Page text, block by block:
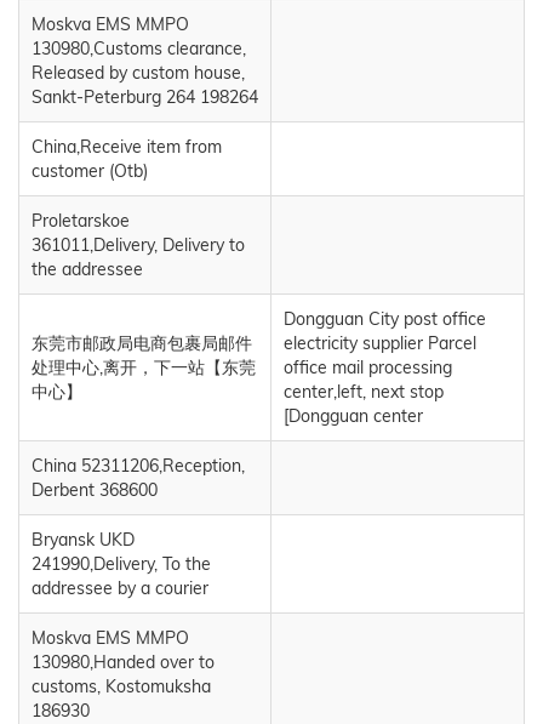
Moskva EMS MMPO
130980,Customs clearance,
Released by custom house,
Sankt-Peterburg 264 198264
China,Receive item from
customer (Otb)
Proletarskoe
361011,Delivery, Delivery to
the addressee
东莞市邮政局电商包裹局邮件
处理中心,离开，下一站【东莞
中心】
Dongguan City post office
electricity supplier Parcel
office mail processing
center,left, next stop
[Dongguan center
China 52311206,Reception,
Derbent 368600
Bryansk UKD
241990,Delivery, To the
addressee by a courier
Moskva EMS MMPO
130980,Handed over to
customs, Kostomuksha
186930